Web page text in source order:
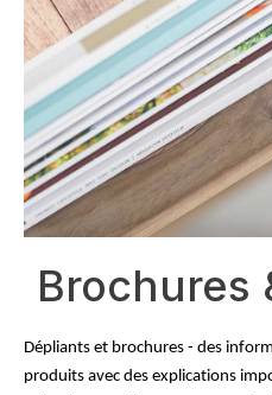
Brochures
Dépliants et brochures - des
produits avec des explications